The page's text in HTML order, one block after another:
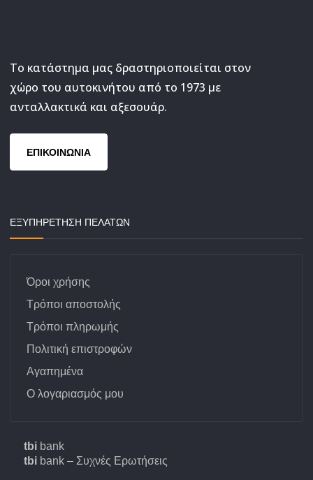
Το κατάστημα μας δραστηριοποιείται στον
χώρο του αυτοκινήτου από το 1973 με
ανταλλακτικά και αξεσουάρ.
ΕΠΙΚΟΙΝΩΝΙΑ
ΕΞΥΠΗΡΕΤΗΣΗ ΠΕΛΑΤΩΝ
Όροι χρήσης
Τρόποι αποστολής
Τρόποι πληρωμής
Πολιτική επιστροφών
Αγαπημένα
Ο λογαριασμός μου
tbi bank
tbi bank – Συχνές Ερωτήσεις